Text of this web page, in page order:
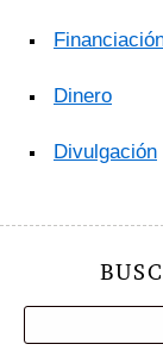
Dinero
Divulgación